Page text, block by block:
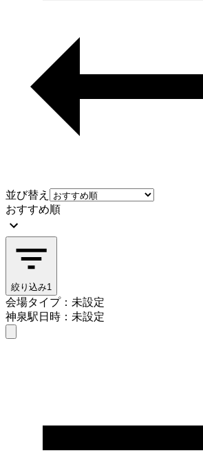
並び替え
おすすめ順
絞り込み1
会場タイプ：未設定
神泉駅日時：未設定